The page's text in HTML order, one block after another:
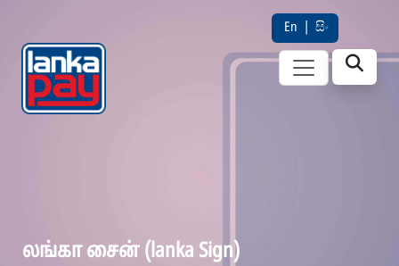
En සිං
லங்கா சைன் (lanka Sign)